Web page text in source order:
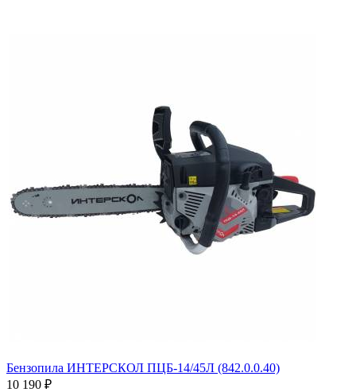
Бензопила ИНТЕРСКОЛ ПЦБ-14/45Л (842.0.0.40)
10 190 ₽